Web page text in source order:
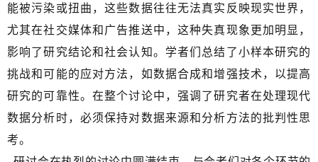
能被污染或扭曲，这些数据往往无法真实反映现实世界，
尤其在社交媒体和广告推送中，这种失真现象更加明显，
影响了研究结论和社会认知。学者们总结了小样本研究的
挑战和可能的应对方法，如数据合成和增强技术，以提高
研究的可靠性。在整个讨论中，强调了研究者在处理现代
数据分析时，必须保持对数据来源和分析方法的批判性思
考。